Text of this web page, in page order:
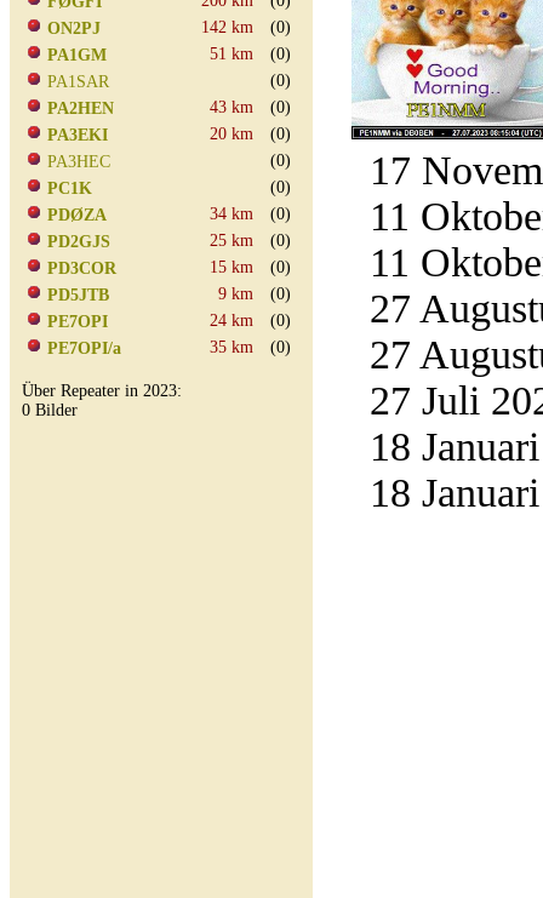
ON2PJ
142 km
(0)
PA1GM
51 km
(0)
PA1SAR
(0)
PA2HEN
43 km
(0)
PA3EKI
20 km
(0)
PA3HEC
(0)
PC1K
(0)
PDØZA
34 km
(0)
PD2GJS
25 km
(0)
PD3COR
15 km
(0)
PD5JTB
9 km
(0)
PE7OPI
24 km
(0)
PE7OPI/a
35 km (0)
Über Repeater in 2023:
0 Bilder
17
11
11
27
27
27 Juli
18
18